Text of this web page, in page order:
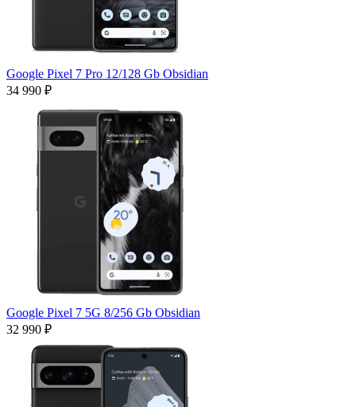
Google Pixel 7 Pro 12/128 Gb Obsidian
34 990 ₽
Google Pixel 7 5G 8/256 Gb Obsidian
32 990 ₽